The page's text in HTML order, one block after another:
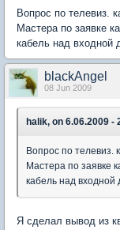
Вопрос по телевиз.
Мастера по заявке
кабель над входной
blackAngel
08 Jun 2009
halik, on 6.06.2009 -
Вопрос по телевиз.
Мастера по заявке
кабель над входной
Я сделал вывод из